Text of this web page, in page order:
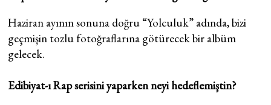
Haziran ayının sonuna doğru “Yolculuk” adında, bizi
geçmişin tozlu fotoğraflarına götürecek bir albüm
gelecek.
Edibiyat-ı Rap serisini yaparken neyi hedeflemiştin?